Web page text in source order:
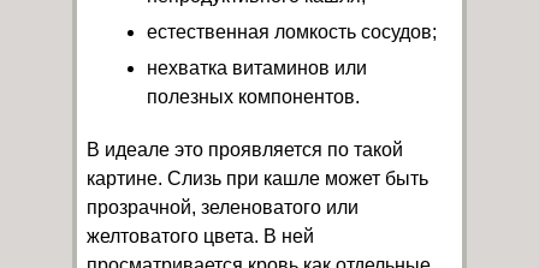
естественная ломкость сосудов;
нехватка витаминов или
полезных компонентов.
В идеале это проявляется по такой
картине. Слизь при кашле может быть
прозрачной, зеленоватого или
желтоватого цвета. В ней